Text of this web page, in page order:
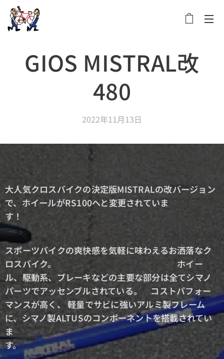
GIOS MISTRAL改
480
2022年11月13日
大人気クロスバイクの決定版MISTRALの改バージョン
で、ホイールがRS100へと変更されていま
す！
スポーツバイクの爽快感を気軽に味わえるお洒落なク
ロスバイク。 ホイー
ル、駆動系、ブレーキなどの主要な部分は全てシマノ
パーツでアッセンブルされている。 コストパフォー
マンスが高く、 軽量でサビに強いアルミ製フレーム
に、シマノ製ALTUSのコンポーネントを搭載されてい
ま
す。